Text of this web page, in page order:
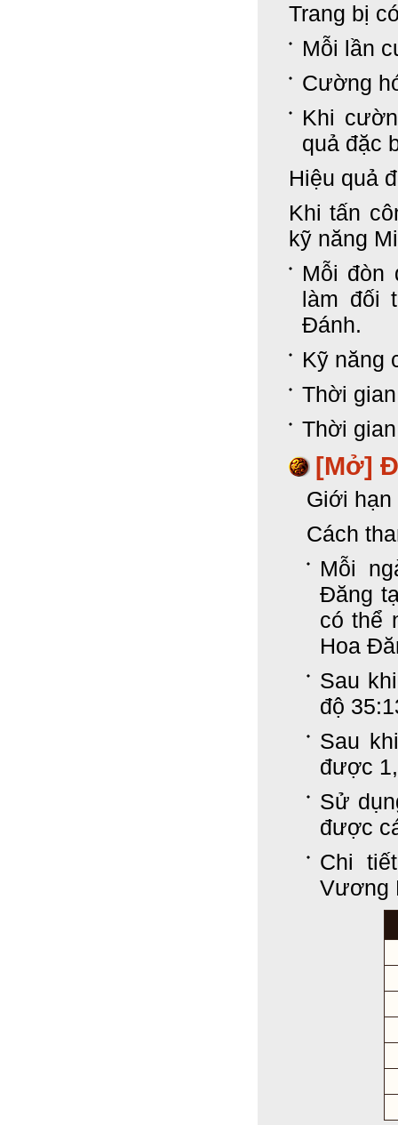
Trang bị
Mỗi lần
Cường
Khi
quả đặc
Hiệu quả
Khi tấn
kỹ năng
Mỗi đòn
làm đối
Đánh.
Kỹ năng
Thời
Thời
[Mở]
Giới hạn
Cách
Mỗi
Đăng
có thể
Hoa
Sau
độ
Sau
được
Sử
được
Chi
Vương